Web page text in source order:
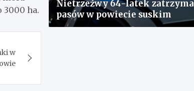
3000 ha.
w
Nietrzeźwy 64-latek
pasów w powiecie suskim